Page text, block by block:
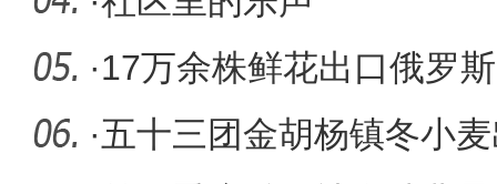
·17万余株鲜花出口俄罗斯
·五十三团金胡杨镇冬小